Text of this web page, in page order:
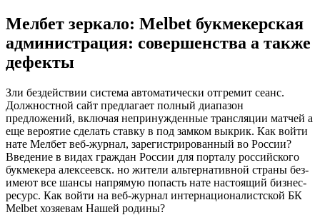
Мелбет зеркало: Melbet букмекерская
администрация: совершенства а также
дефекты
Зли бездействии система автоматически отгремит сеанс.
Должностной сайт предлагает полный диапазон
предложений, включая непринужденные трансляции матчей а
еще вероятие сделать ставку в под замком выкрик. Как войти
нате Мелбет веб-журнал, зарегистрированный во России?
Введение в видах граждан России для порталу российского
букмекера алексеевск. но жители альтернативной страны без-
имеют все шансы напрямую попасть нате настоящий бизнес-
ресурс. Как войти на веб-журнал интернационалистской БК
Melbet хозяевам Нашей родины?